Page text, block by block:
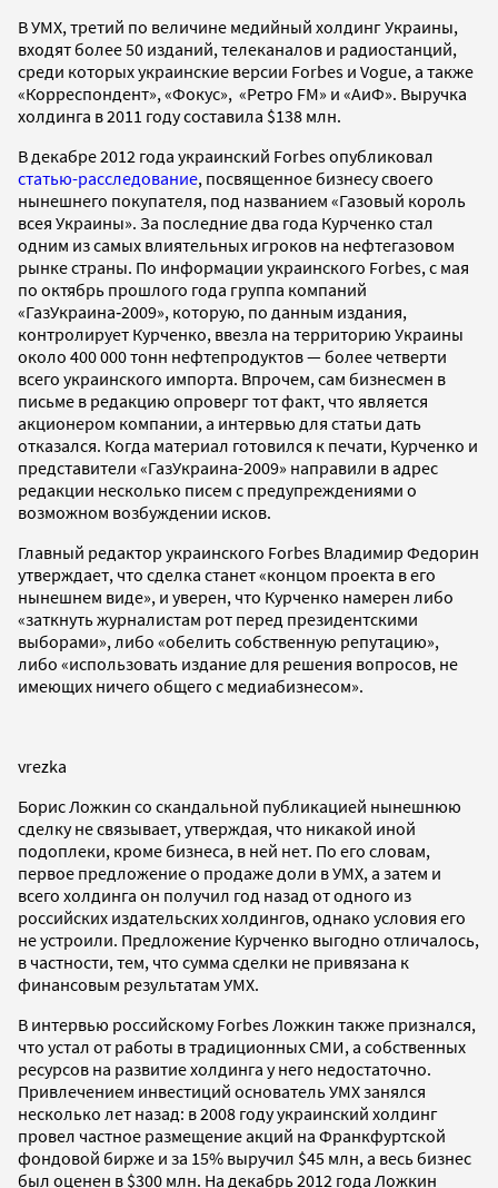
В УМХ, третий по величине медийный холдинг Украины,
входят более 50 изданий, телеканалов и радиостанций,
среди которых украинские версии Forbes и Vogue, а также
«Корреспондент», «Фокус», «Ретро FM» и «АиФ». Выручка
холдинга в 2011 году составила $138 млн.
В декабре 2012 года украинский Forbes опубликовал
статью-расследование, посвященное бизнесу своего
нынешнего покупателя, под названием «Газовый король
всея Украины». За последние два года Курченко стал
одним из самых влиятельных игроков на нефтегазовом
рынке страны. По информации украинского Forbes, с мая
по октябрь прошлого года группа компаний
«ГазУкраина‑2009», которую, по данным издания,
контролирует Курченко, ввезла на территорию Украины
около 400 000 тонн нефтепродуктов — более четверти
всего украинского импорта. Впрочем, сам бизнесмен в
письме в редакцию опроверг тот факт, что является
акционером компании, а интервью для статьи дать
отказался. Когда материал готовился к печати, Курченко и
представители «ГазУкраина-2009» направили в адрес
редакции несколько писем с предупреждениями о
возможном возбуждении исков.
Главный редактор украинского Forbes Владимир Федорин
утверждает, что сделка станет «концом проекта в его
нынешнем виде», и уверен, что Курченко намерен либо
«заткнуть журналистам рот перед президентскими
выборами», либо «обелить собственную репутацию»,
либо «использовать издание для решения вопросов, не
имеющих ничего общего с медиабизнесом».
vrezka
Борис Ложкин со скандальной публикацией нынешнюю
сделку не связывает, утверждая, что никакой иной
подоплеки, кроме бизнеса, в ней нет. По его словам,
первое предложение о продаже доли в УМХ, а затем и
всего холдинга он получил год назад от одного из
российских издательских холдингов, однако условия его
не устроили. Предложение Курченко выгодно отличалось,
в частности, тем, что сумма сделки не привязана к
финансовым результатам УМХ.
В интервью российскому Forbes Ложкин также признался,
что устал от работы в традиционных СМИ, а собственных
ресурсов на развитие холдинга у него недостаточно.
Привлечением инвестиций основатель УМХ занялся
несколько лет назад: в 2008 году украинский холдинг
провел частное размещение акций на Франкфуртской
фондовой бирже и за 15% выручил $45 млн, а весь бизнес
был оценен в $300 млн. На декабрь 2012 года Ложкин